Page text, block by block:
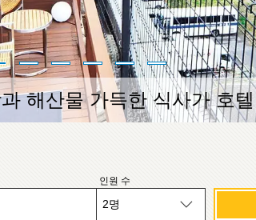
해산물 가득한 식사가 호텔
인원 수